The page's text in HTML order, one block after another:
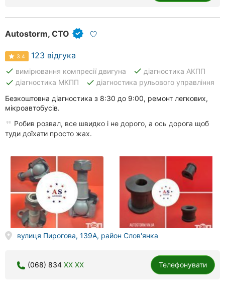
Чернігів
Чернівці
Суми
Івано-
Франківськ
Луцьк
Ужгород
Карпати
Autostorm, СТО
3.4 123 відгука
done вимірювання компресії двигуна done діагностика АКПП
done діагностика МКПП done діагностика рульового управління
Безкоштовна діагностика з 8:30 до 9:00, ремонт легкових,
мікроавтобусів.
Робив розвал, все швидко і не дорого, а ось дорога щоб
туди доїхати просто жах.
вулиця Пирогова, 139А, район Слов'янка
(068) 834 XX XX Телефонувати